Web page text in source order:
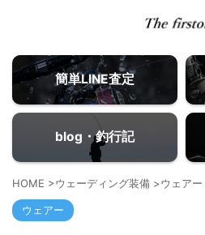
簡単LINE査定
blog・釣行記
HOME >ウェーディング装備 >ウェアー
ウェアー